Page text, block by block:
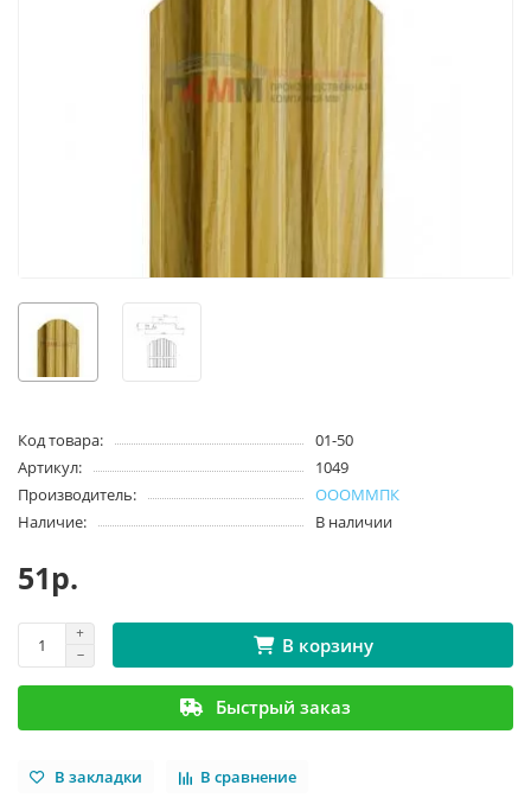
Код товара:
01-50
Артикул:
1049
Производитель:
ОООММПК
Наличие:
В наличии
51р.
В корзину
Быстрый заказ
В закладки В сравнение